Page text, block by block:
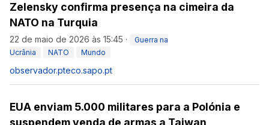
Zelensky confirma presença na cimeira da
NATO na Turquia
22 de maio de 2026 às 15:45 ·
Guerra na
Ucrânia
NATO Mundo
observador.pteco.sapo.pt
EUA enviam 5.000 militares para a Polónia e
suspendem venda de armas a Taiwan